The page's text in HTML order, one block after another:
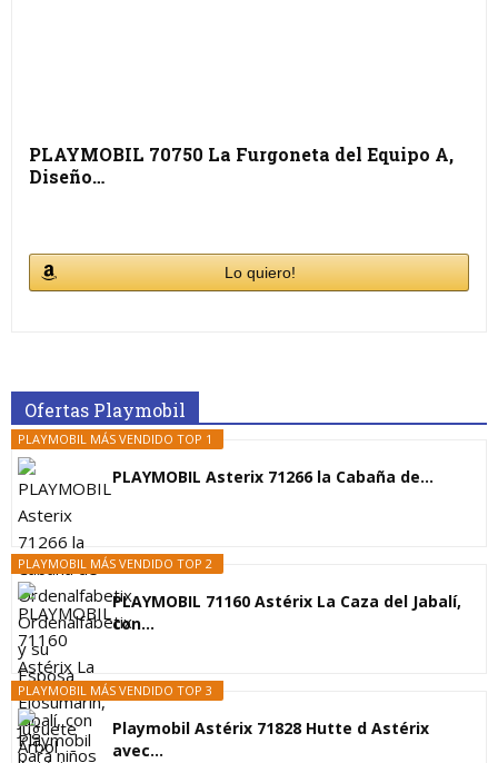
PLAYMOBIL 70750 La Furgoneta del Equipo A,
Diseño…
Lo quiero!
Ofertas Playmobil
PLAYMOBIL MÁS VENDIDO TOP 1
PLAYMOBIL Asterix 71266 la Cabaña de...
PLAYMOBIL MÁS VENDIDO TOP 2
PLAYMOBIL 71160 Astérix La Caza del Jabalí,
con...
PLAYMOBIL MÁS VENDIDO TOP 3
Playmobil Astérix 71828 Hutte d Astérix
avec...